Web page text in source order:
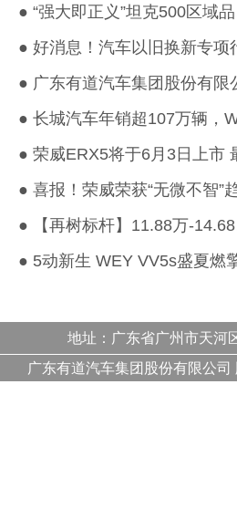
地址：广东省广州市天河
广东有道汽车集团股份有限公